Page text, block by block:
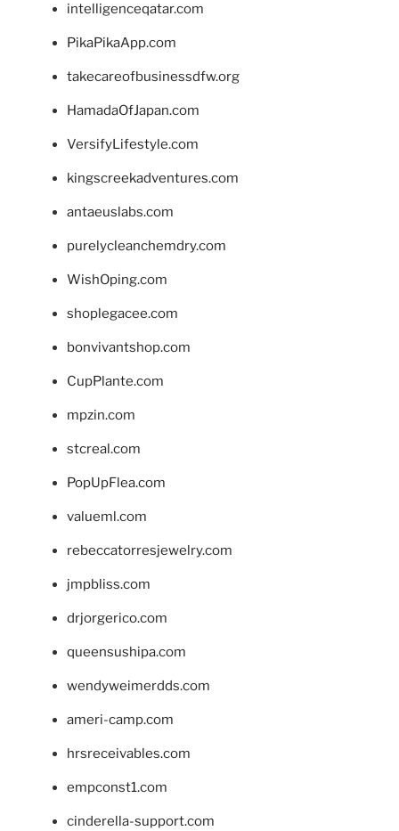
intelligenceqatar.com
PikaPikaApp.com
takecareofbusinessdfw.org
HamadaOfJapan.com
VersifyLifestyle.com
kingscreekadventures.com
antaeuslabs.com
purelycleanchemdry.com
WishOping.com
shoplegacee.com
bonvivantshop.com
CupPlante.com
mpzin.com
stcreal.com
PopUpFlea.com
valueml.com
rebeccatorresjewelry.com
jmpbliss.com
drjorgerico.com
queensushipa.com
wendyweimerdds.com
ameri-camp.com
hrsreceivables.com
empconst1.com
cinderella-support.com